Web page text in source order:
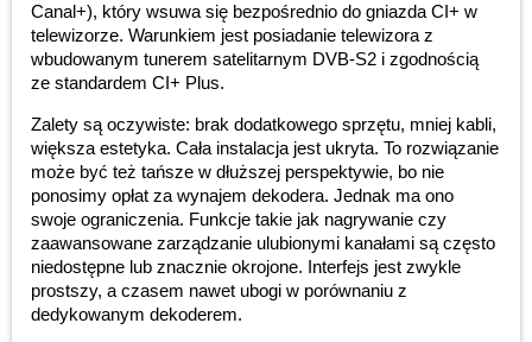
Canal+), który wsuwa się bezpośrednio do gniazda CI+ w
telewizorze. Warunkiem jest posiadanie telewizora z
wbudowanym tunerem satelitarnym DVB-S2 i zgodnością
ze standardem CI+ Plus.
Zalety są oczywiste: brak dodatkowego sprzętu, mniej kabli,
większa estetyka. Cała instalacja jest ukryta. To rozwiązanie
może być też tańsze w dłuższej perspektywie, bo nie
ponosimy opłat za wynajem dekodera. Jednak ma ono
swoje ograniczenia. Funkcje takie jak nagrywanie czy
zaawansowane zarządzanie ulubionymi kanałami są często
niedostępne lub znacznie okrojone. Interfejs jest zwykle
prostszy, a czasem nawet ubogi w porównaniu z
dedykowanym dekoderem.